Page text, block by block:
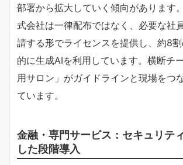
部署から拡大していく傾向があります
式会社は一律配布ではなく、必要な社
請する形でライセンスを提供し、約8
的に生成AIを利用しています。横断チ
用サロン」がガイドラインと現場をつ
ています。
金融・専門サービス：セキュリテ
した段階導入